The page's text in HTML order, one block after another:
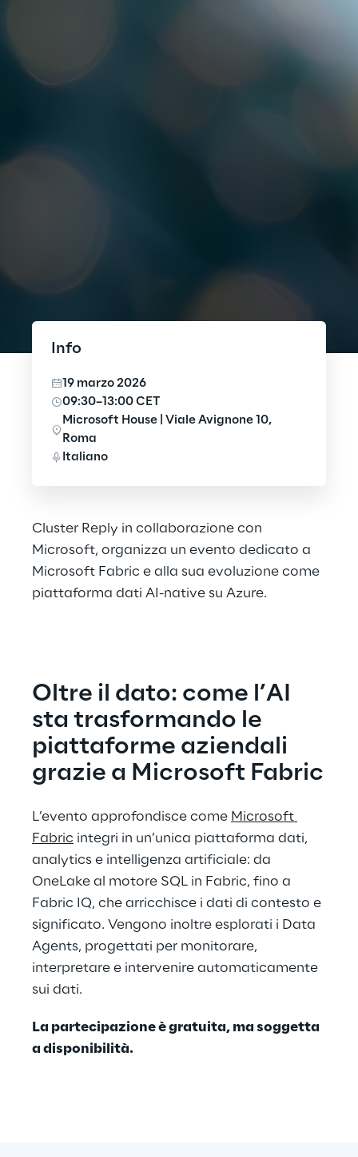
Cluster Reply in collaborazione con
Microsoft, organizza un evento dedicato a
Microsoft Fabric e alla sua evoluzione come
piattaforma dati AI-native su Azure.
Info
19 marzo 2026
09:30–13:00 CET
Microsoft House | Viale Avignone 10,
Roma
Italiano
Oltre il dato: come l’AI
sta trasformando le
piattaforme aziendali
grazie a Microsoft Fabric
L’evento approfondisce come Microsoft
Fabric integri in un’unica piattaforma dati,
analytics e intelligenza artificiale: da
OneLake al motore SQL in Fabric, fino a
Fabric IQ, che arricchisce i dati di contesto e
significato. Vengono inoltre esplorati i Data
Agents, progettati per monitorare,
interpretare e intervenire automaticamente
sui dati.
La partecipazione è gratuita, ma soggetta
a disponibilità.